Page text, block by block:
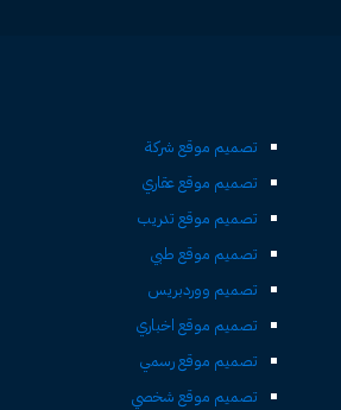
تصميم موقع شركة
تصميم موقع عقاري
تصميم موقع تدريب
تصميم موقع طبي
تصميم ووردبريس
تصميم موقع اخباري
تصميم موقع رسمي
تصميم موقع شخصي